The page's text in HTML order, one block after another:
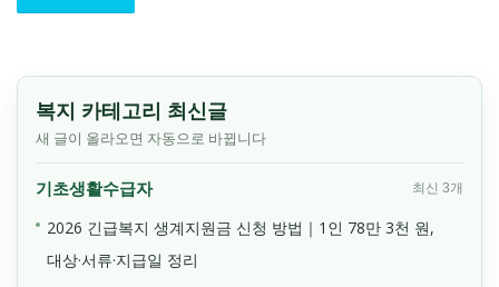
복지 카테고리 최신글
새 글이 올라오면 자동으로 바뀝니다
기초생활수급자 최신 3개
2026 긴급복지 생계지원금 신청 방법｜1인 78만 3천 원,
대상·서류·지급일 정리